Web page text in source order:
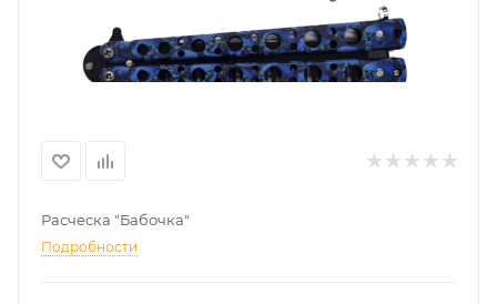
Расческа "Бабочка"
Подробности